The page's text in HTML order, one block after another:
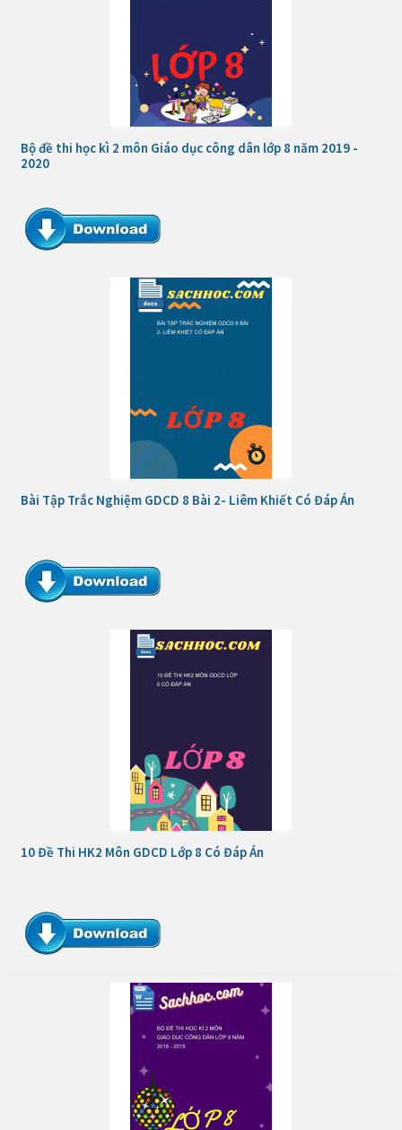
Bộ đề thi học kì 2 môn Giáo dục công dân lớp 8 năm 2019 -
2020
Bài Tập Trắc Nghiệm GDCD 8 Bài 2- Liêm Khiết Có Đáp Án
10 Đề Thi HK2 Môn GDCD Lớp 8 Có Đáp Án